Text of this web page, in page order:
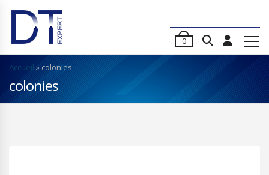
0
Accueil »colonies
colonies